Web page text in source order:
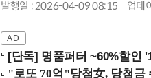
발행일 : 2026-04-09 08:15 업데
[단독] 명품퍼터 ~60%할인